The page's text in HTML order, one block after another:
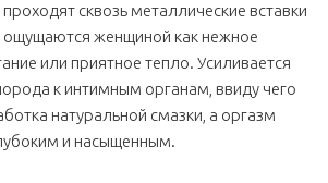
сквозь металлические вставки
ощущаются женщиной как нежное
или приятное тепло. Усиливается
к интимным органам, ввиду чего
натуральной смазки, а оргазм
и насыщенным.